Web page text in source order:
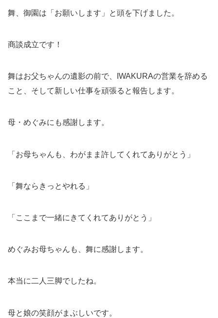
舞、御園は「お願いします」と頭を下げました。
商談成立です！
舞はお父ちゃんの遺影の前で、IWAKURAの営業を辞める
こと、そして新しい仕事を頑張ると報告します。
母・めぐみにも感謝します。
「お母ちゃんも、わがまま許してくれてありがとう」
「舞ならきっとやれる」
「ここまで一緒にきてくれてありがとう」
めぐみお母ちゃんも、舞に感謝します。
本当に二人三脚でしたね。
母と娘の笑顔がまぶしいです。